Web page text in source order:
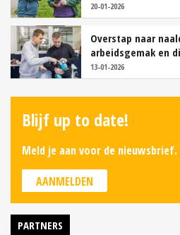
20-01-2026
Overstap naar
arbeidsgemak en
13-01-2026
Blijf up to date!
Meld je aan voor de nieuwsbrief.
AANMELDEN
PARTNERS